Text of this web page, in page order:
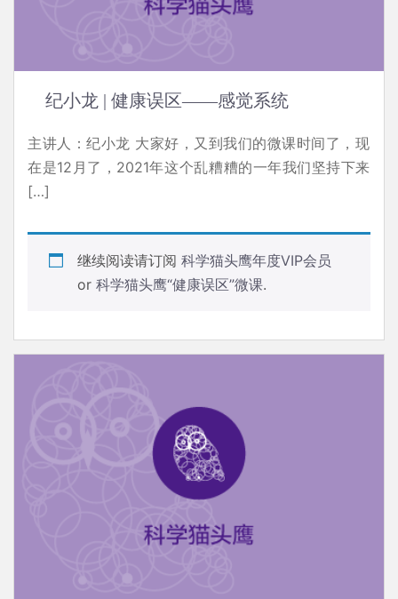
纪小龙 | 健康误区——感觉系统
主讲人：纪小龙 ‍大家好，又到我们的微课时间了，‍‍现
在是12月了，2021年‍‍这个乱糟糟的一年我们坚持下来
[…]
继续阅读请订阅 科学猫头鹰年度VIP会员
or 科学猫头鹰“健康误区”微课.